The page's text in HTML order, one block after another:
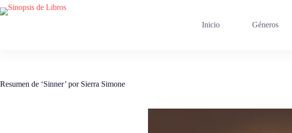
Saltar
al
Inicio Géneros
Resumen de ‘Sinner’ por Sierra Simone